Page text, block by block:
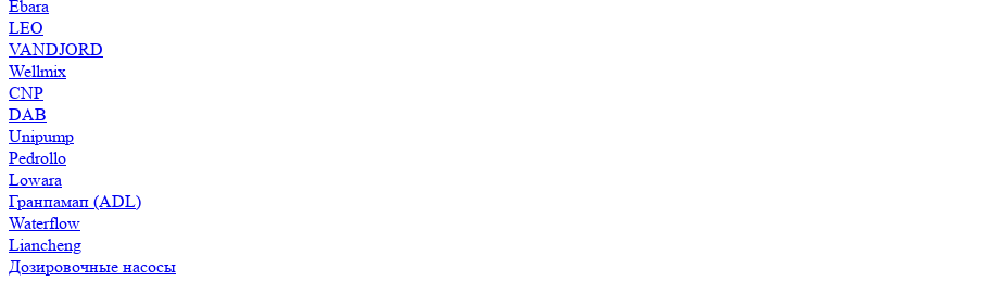
Ebara
LEO
VANDJORD
Wellmix
CNP
DAB
Unipump
Pedrollo
Lowara
Гранпамап (ADL)
Waterflow
Liancheng
Дозировочные насосы